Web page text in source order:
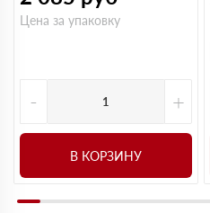
Цена за упаковку
- +
В КОРЗИНУ